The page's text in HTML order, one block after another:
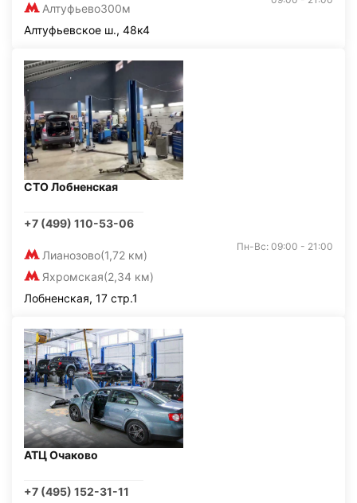
Алтуфьево300м
Алтуфьевское ш., 48к4
СТО Лобненская
+7 (499) 110-53-06
Лианозово(1,72 км)
Яхромская(2,34 км)
Пн-Вс: 09:00 - 21:00
Лобненская, 17 стр.1
АТЦ Очаково
+7 (495) 152-31-11